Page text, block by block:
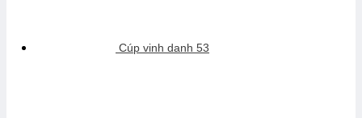
Cúp vinh danh 53